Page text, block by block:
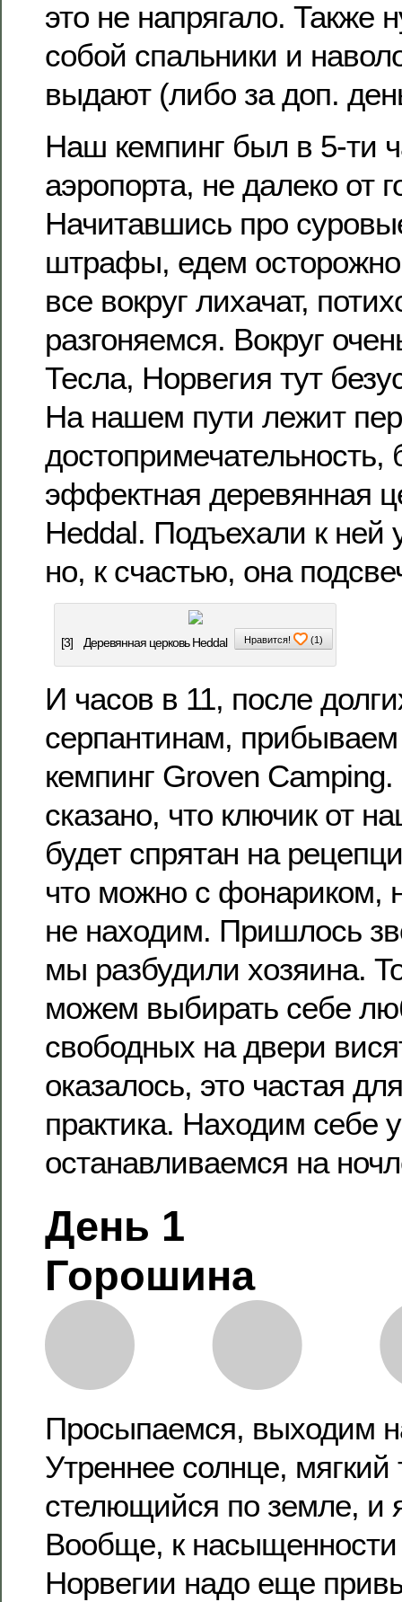
это не напрягало. Также
собой спальники и
выдают (либо за доп.
Наш кемпинг был в 5-ти
аэропорта, не далеко от
Начитавшись про
штрафы, едем
все вокруг лихачат,
разгоняемся. Вокруг
Тесла, Норвегия тут
На нашем пути лежит
достопримечательность,
эффектная деревянная
Heddal. Подъехали к ней
но, к счастью, она
[3] Деревянная церковь Heddal Нравится! (1)
И часов в 11, после
серпантинам, прибываем
кемпинг Groven
сказано, что ключик от
будет спрятан на
что можно с фонариком,
не находим. Пришлось
мы разбудили хозяина.
можем выбирать себе
свободных на двери
оказалось, это частая
практика. Находим себе
останавливаемся на
День 1
Горошина
Просыпаемся, выходим
Утреннее солнце, мягкий
стелющийся по земле, и
Вообще, к насыщенности
Норвегии надо еще